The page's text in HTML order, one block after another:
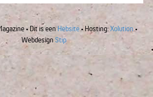
• Dit is eenHebsite• Hosting:Xolution•
Webdesign Stip